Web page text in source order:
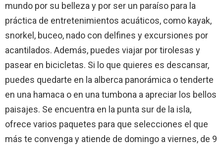
mundo por su belleza y por ser un paraíso para la
práctica de entretenimientos acuáticos, como kayak,
snorkel, buceo, nado con delfines y excursiones por
acantilados. Además, puedes viajar por tirolesas y
pasear en bicicletas. Si lo que quieres es descansar,
puedes quedarte en la alberca panorámica o tenderte
en una hamaca o en una tumbona a apreciar los bellos
paisajes. Se encuentra en la punta sur de la isla,
ofrece varios paquetes para que selecciones el que
más te convenga y atiende de domingo a viernes, de 9